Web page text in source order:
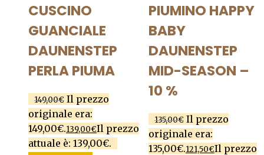
CUSCINO
GUANCIALE
DAUNENSTEP
PERLA PIUMA
149,00€ Il prezzo
originale era:
149,00€.139,00€Il prezzo
attuale è: 139,00€.
PIUMINO HAPPY
BABY
DAUNENSTEP
MID-SEASON –
10 %
135,00€ Il prezzo
originale era:
135,00€.121,50€Il prezzo